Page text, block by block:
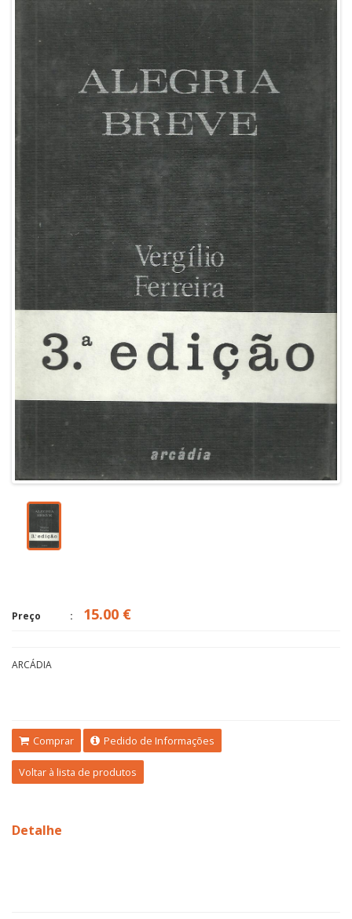
Preço 15.00 €
ARCÁDIA
Comprar Pedido de Informações
Voltar à lista de produtos
Detalhe